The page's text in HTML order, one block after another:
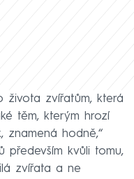
života zvířatům, která
těm, kterým hrozí
znamená hodně,“
především kvůli tomu,
zvířata a ne